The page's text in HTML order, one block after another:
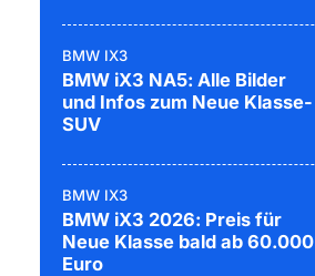
BMW IX3
BMW iX3 NA5: Alle Bilder
und Infos zum Neue Klasse-
SUV
BMW IX3
BMW iX3 2026: Preis für
Neue Klasse bald ab 60.000
Euro